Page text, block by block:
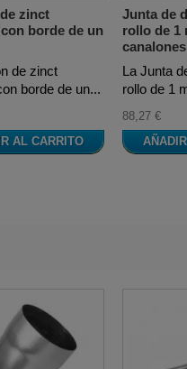
zinct
borde de un
de zinct
borde de un...
AL CARRITO
Junta de
rollo de 1
La Junta
rollo de 1
88,27 €